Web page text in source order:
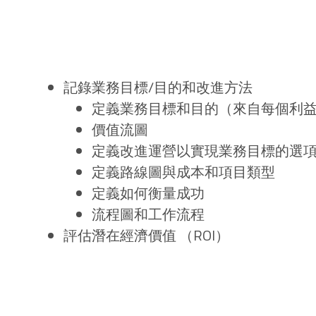
記錄業務目標/目的和改進方法
定義業務目標和目的（來自每個利
價值流圖
定義改進運營以實現業務目標的選
定義路線圖與成本和項目類型
定義如何衡量成功
流程圖和工作流程
評估潛在經濟價值 （ROI）